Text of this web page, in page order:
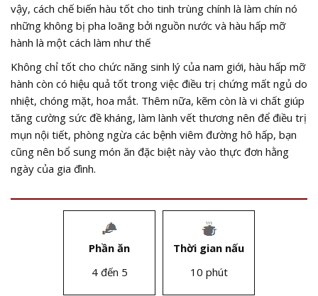
vậy, cách chế biến hàu tốt cho tinh trùng chính là làm chín nó
những không bị pha loãng bởi nguồn nước và hàu hấp mỡ
hành là một cách làm như thế
Không chỉ tốt cho chức năng sinh lý của nam giới, hàu hấp mỡ
hành còn có hiệu quả tốt trong việc điều trị chứng mất ngủ do
nhiệt, chóng mặt, hoa mắt. Thêm nữa, kẽm còn là vi chất giúp
tăng cường sức đề kháng, làm lành vết thương nên để điều trị
mụn nội tiết, phòng ngừa các bệnh viêm đường hô hấp, bạn
cũng nên bổ sung món ăn đặc biệt này vào thực đơn hằng
ngày của gia đình.
Phần ăn
4 đến 5
Thời gian nấu
10 phút